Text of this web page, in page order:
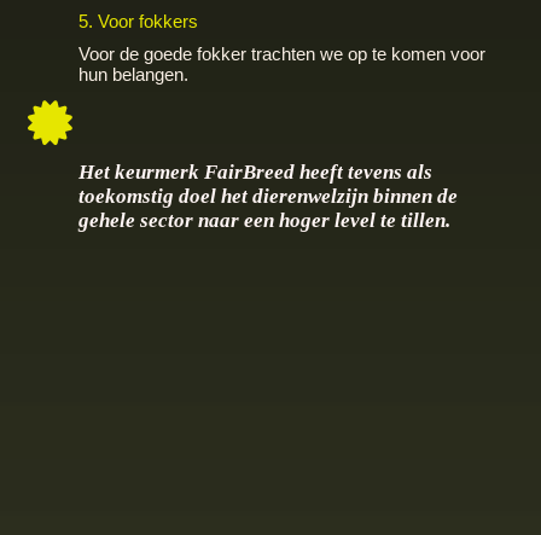
5. Voor fokkers
Voor de goede fokker trachten we op te komen voor
hun belangen.
Het keurmerk FairBreed heeft tevens als
toekomstig doel het dierenwelzijn binnen de
gehele sector naar een hoger level te tillen.